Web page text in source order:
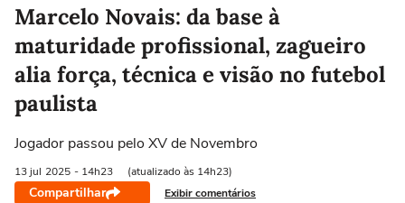
Selecione o time para ver as notícias
Marcelo Novais: da base à
maturidade profissional, zagueiro
alia força, técnica e visão no futebol
paulista
Jogador passou pelo XV de Novembro
13 jul 2025 - 14h23 (atualizado às 14h23)
Compartilhar Exibir comentários